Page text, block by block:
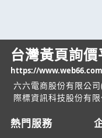
台灣黃頁詢價
https://
六六電商股份有限公
際標資訊科技股份有
熱門服務